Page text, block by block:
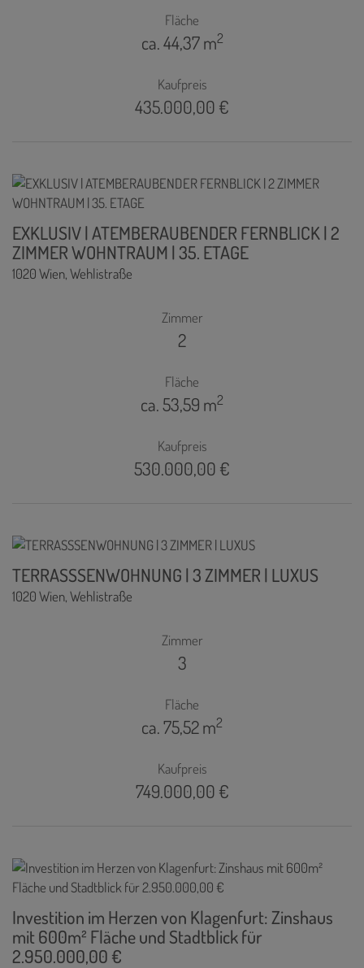
Fläche
ca. 44,37 m2
Kaufpreis
435.000,00 €
EXKLUSIV | ATEMBERAUBENDER FERNBLICK | 2
ZIMMER WOHNTRAUM | 35. ETAGE
1020 Wien, Wehlistraße
Zimmer
2
Fläche
ca. 53,59 m2
Kaufpreis
530.000,00 €
TERRASSSENWOHNUNG | 3 ZIMMER | LUXUS
1020 Wien, Wehlistraße
Zimmer
3
Fläche
ca. 75,52 m2
Kaufpreis
749.000,00 €
Investition im Herzen von Klagenfurt: Zinshaus
mit 600m² Fläche und Stadtblick für
2.950.000,00 €